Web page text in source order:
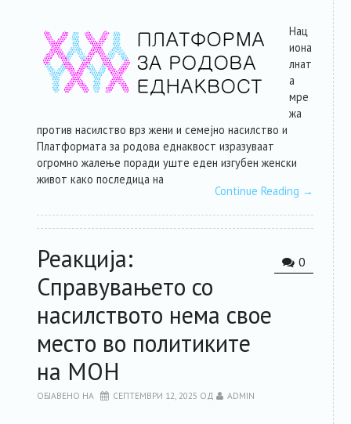
Нац
иона
лнат
а
мре
жа
против насилство врз жени и семејно насилство и
Платформата за родова еднаквост изразуваат
огромно жалење поради уште еден изгубен женски
живот како последица на
Continue Reading →
0
Реакција:
Справувањето со
насилството нема свое
место во политиките
на МОН
ОБЈАВЕНО НА СЕПТЕМВРИ 12, 2025 ОД ADMIN